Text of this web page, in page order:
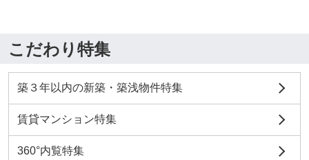
こだわり特集
築３年以内の新築・築浅物件特集
賃貸マンション特集
360°内覧特集